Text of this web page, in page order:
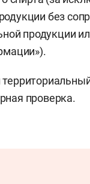
без
продукции
проверка.